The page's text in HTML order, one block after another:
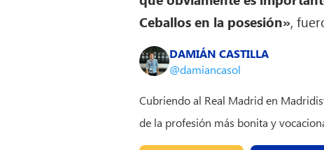
Ceballos en la posesión»,
DAMIÁN CASTILLA
@damiancasol
Cubriendo al Real Madrid en
de la profesión más bonita y